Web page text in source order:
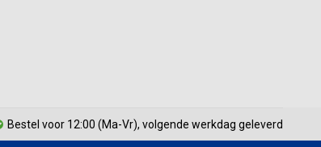
Bestel voor 12:00 (Ma-Vr), volgende werkdag geleverd